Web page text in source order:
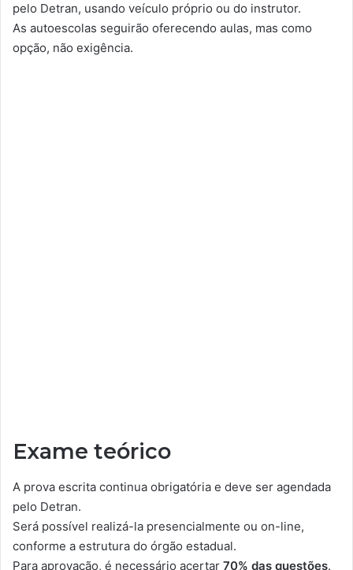
pelo Detran, usando veículo próprio ou do instrutor.
As autoescolas seguirão oferecendo aulas, mas como
opção, não exigência.
Exame teórico
A prova escrita continua obrigatória e deve ser agendada
pelo Detran.
Será possível realizá-la presencialmente ou on-line,
conforme a estrutura do órgão estadual.
Para aprovação, é necessário acertar 70% das questões.